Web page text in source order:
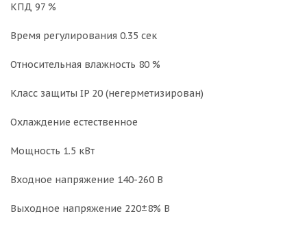
КПД 97 %
Время регулирования 0.35 сек
Относительная влажность 80 %
Класс защиты IP 20 (негерметизирован)
Охлаждение естественное
Мощность 1.5 кВт
Входное напряжение 140-260 В
Выходное напряжение 220±8% В